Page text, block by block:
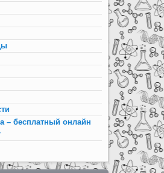
– бесплатный онлайн